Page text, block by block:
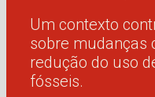
Um contexto
sobre mudanças
redução do uso
fósseis.